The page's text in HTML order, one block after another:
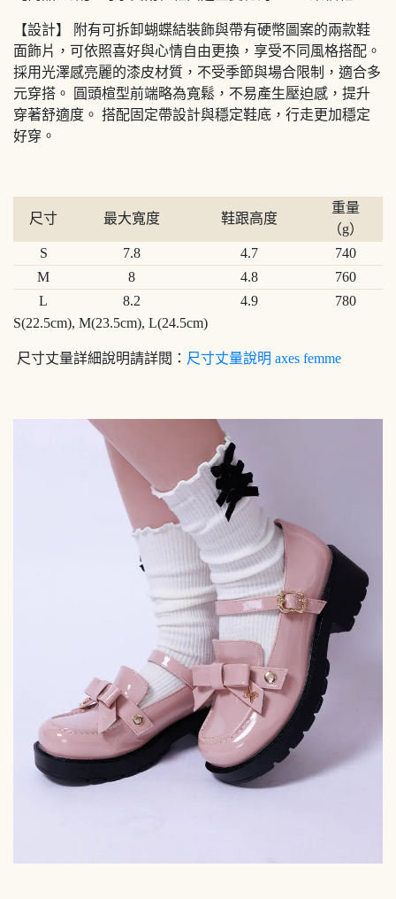
【設計】 附有可拆卸蝴蝶結裝飾與帶有硬幣圖案的兩款鞋
面飾片，可依照喜好與心情自由更換，享受不同風格搭配。
採用光澤感亮麗的漆皮材質，不受季節與場合限制，適合多
元穿搭。 圓頭楦型前端略為寬鬆，不易產生壓迫感，提升
穿著舒適度。 搭配固定帶設計與穩定鞋底，行走更加穩定
好穿。
尺寸 最大寬度 鞋跟高度
重量
（g）
S
7.8 4.7
740
M
8 4.8
760
L
8.2 4.9
780
S(22.5cm), M(23.5cm), L(24.5cm)
尺寸丈量詳細說明請詳閱： 尺寸丈量說明 axes femme